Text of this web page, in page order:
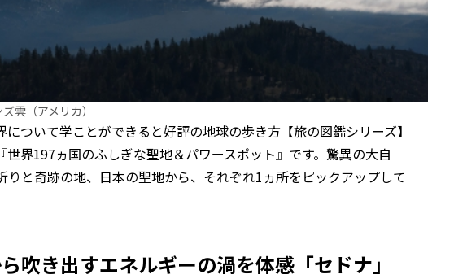
雲（アメリカ）
ついて学ことができると好評の地球の歩き方【旅の図鑑シリーズ】
界197ヵ国のふしぎな聖地＆パワースポット』です。驚異の大自
と奇跡の地、日本の聖地から、それぞれ1ヵ所をピックアップして
吹き出すエネルギーの渦を体感「セドナ」